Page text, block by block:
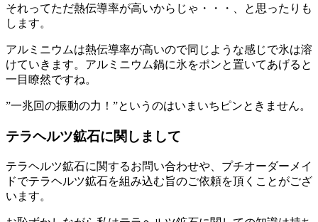
それってただ熱伝導率が高いからじゃ・・・、と思ったりも
します。
アルミニウムは熱伝導率が高いので同じような感じで氷は溶
けていきます。アルミニウム鍋に氷をポンと置いてあげると
一目瞭然ですね。
”一兆回の振動の力！”というのはいまいちピンときません。
テラヘルツ鉱石に関しまして
テラヘルツ鉱石に関するお問い合わせや、プチオーダーメイ
ドでテラヘルツ鉱石を組み込む旨のご依頼を頂くことがござ
います。